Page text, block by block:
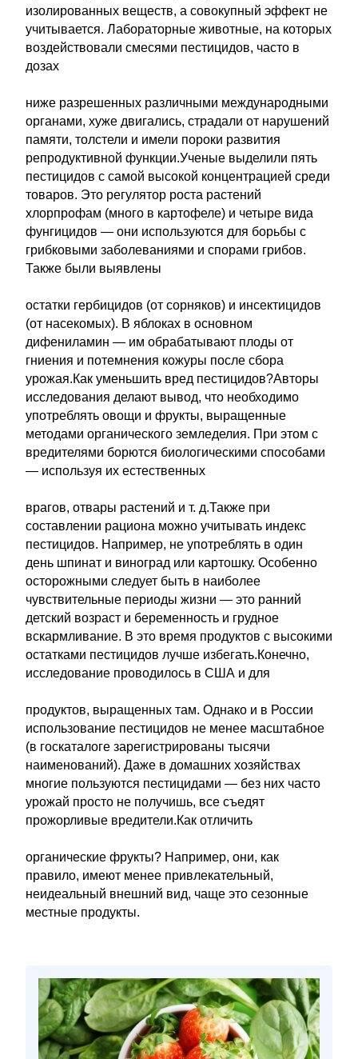
изолированных веществ, а совокупный эффект не
учитывается. Лабораторные животные, на которых
воздействовали смесями пестицидов, часто в
дозах
ниже разрешенных различными международными
органами, хуже двигались, страдали от нарушений
памяти, толстели и имели пороки развития
репродуктивной функции.Ученые выделили пять
пестицидов с самой высокой концентрацией среди
товаров. Это регулятор роста растений
хлорпрофам (много в картофеле) и четыре вида
фунгицидов — они используются для борьбы с
грибковыми заболеваниями и спорами грибов.
Также были выявлены
остатки гербицидов (от сорняков) и инсектицидов
(от насекомых). В яблоках в основном
дифениламин — им обрабатывают плоды от
гниения и потемнения кожуры после сбора
урожая.Как уменьшить вред пестицидов?Авторы
исследования делают вывод, что необходимо
употреблять овощи и фрукты, выращенные
методами органического земледелия. При этом с
вредителями борются биологическими способами
— используя их естественных
врагов, отвары растений и т. д.Также при
составлении рациона можно учитывать индекс
пестицидов. Например, не употреблять в один
день шпинат и виноград или картошку. Особенно
осторожными следует быть в наиболее
чувствительные периоды жизни — это ранний
детский возраст и беременность и грудное
вскармливание. В это время продуктов с высокими
остатками пестицидов лучше избегать.Конечно,
исследование проводилось в США и для
продуктов, выращенных там. Однако и в России
использование пестицидов не менее масштабное
(в госкаталоге зарегистрированы тысячи
наименований). Даже в домашних хозяйствах
многие пользуются пестицидами — без них часто
урожай просто не получишь, все съедят
прожорливые вредители.Как отличить
органические фрукты? Например, они, как
правило, имеют менее привлекательный,
неидеальный внешний вид, чаще это сезонные
местные продукты.